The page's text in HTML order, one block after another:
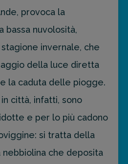
provoca la
bassa nuvolosità,
invernale, che
della luce diretta
la caduta delle piogge.
città, infatti, sono
e per lo più cadono
si tratta della
nebbiolina che deposita